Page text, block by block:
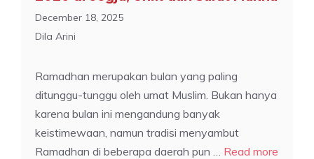
December 18, 2025
Dila Arini
Ramadhan merupakan bulan yang paling
ditunggu-tunggu oleh umat Muslim. Bukan hanya
karena bulan ini mengandung banyak
keistimewaan, namun tradisi menyambut
Ramadhan di beberapa daerah pun … Read more